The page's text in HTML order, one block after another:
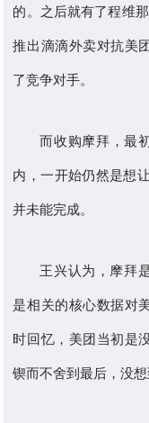
的。之后就有了程维
推出滴滴外卖对抗美
了竞争对手。
而收购摩拜，最
内，一开始仍然是想
并未能完成。
王兴认为，摩拜
是相关的核心数据对
时回忆，美团当初是
锲而不舍到最后，没想